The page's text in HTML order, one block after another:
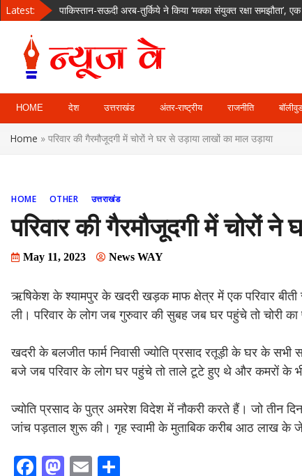
Skip
content
Latest:
नमकीन का लालच देकर 4 साल की बच्ची को घर ले गया पड़ोसी, दुष्कर्म
अजिंक्य रहाणे पहली बार विदेशी टी20 लीग में मचाएंगे धमाल, इस टीम से
देहरादून रोड पर चलती कार में लगी आग, चालक की सूझबूझ से टला बड़ा
उत्तराखंड में 36 घंटे से बारिश का कहर, गंगा-नदियां उफान पर; ऋषिकेश
News Way:
Uttarakhand,
Delhi News
Portal
HOME देश उत्तराखंड अंतर-राष्ट्रीय राजनीति
Home » परिवार की गैरमौजूदगी में चोरों ने घर से उड़ाया लाखों का माल उड़ाया
HOME OTHER उत्तराखंड
परिवार की गैरमौजूदगी में चोरों
May 11, 2023 News WAY
ऋषिकेश के श्यामपुर के खदरी खड़क माफ क्षेत्र में एक परिवार
ली। परिवार के लोग जब गुरुवार की सुबह जब घर पहुंचे तो चोरी का
खदरी के बलजीत फार्म निवासी ज्योति प्रसाद रतूड़ी के घर के
बजे जब परिवार के लोग घर पहुंचे तो ताले टूटे हुए थे और कमरों के
ज्योति प्रसाद के पुत्र अमरेश विदेश में नौकरी करते हैं। जो तीन
जांच पड़ताल शुरू की। गृह स्वामी के मुताबिक करीब आठ लाख के
F M E